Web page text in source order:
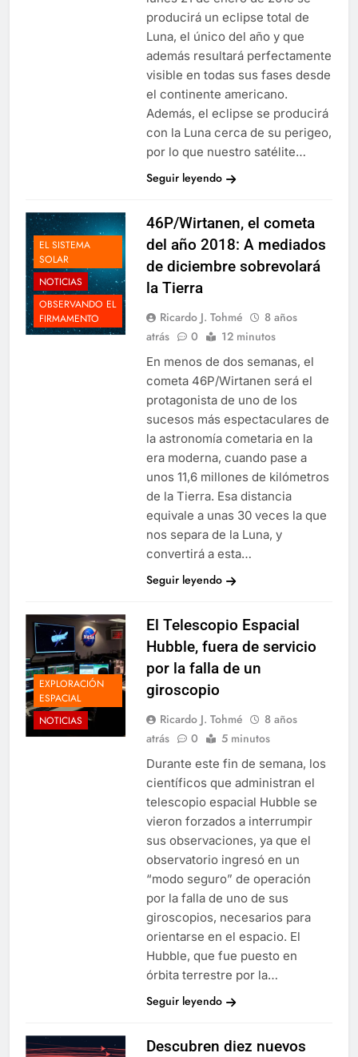
producirá un eclipse total de
Luna, el único del año y que
además resultará perfectamente
visible en todas sus fases desde
el continente americano.
Además, el eclipse se producirá
con la Luna cerca de su perigeo,
por lo que nuestro satélite…
Seguir leyendo
EL SISTEMA
SOLAR
NOTICIAS
OBSERVANDO EL
FIRMAMENTO
46P/Wirtanen, el cometa
del año 2018: A mediados
de diciembre sobrevolará
la Tierra
Ricardo J. Tohmé
8 años
atrás
0 12 minutos
En menos de dos semanas, el
cometa 46P/Wirtanen será el
protagonista de uno de los
sucesos más espectaculares de
la astronomía cometaria en la
era moderna, cuando pase a
unos 11,6 millones de kilómetros
de la Tierra. Esa distancia
equivale a unas 30 veces la que
nos separa de la Luna, y
convertirá a esta…
Seguir leyendo
EXPLORACIÓN
ESPACIAL
NOTICIAS
El Telescopio Espacial
Hubble, fuera de servicio
por la falla de un
giroscopio
Ricardo J. Tohmé
8 años
atrás
0 5 minutos
Durante este fin de semana, los
científicos que administran el
telescopio espacial Hubble se
vieron forzados a interrumpir
sus observaciones, ya que el
observatorio ingresó en un
“modo seguro” de operación
por la falla de uno de sus
giroscopios, necesarios para
orientarse en el espacio. El
Hubble, que fue puesto en
órbita terrestre por la…
Seguir leyendo
Descubren diez nuevos